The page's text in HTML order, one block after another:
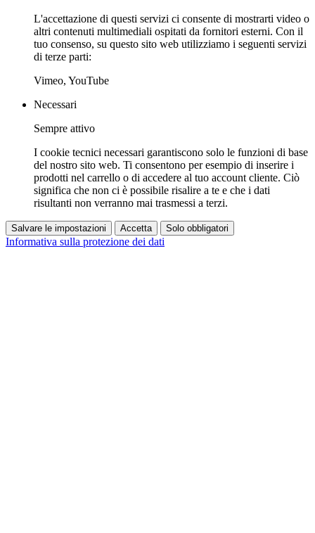
L'accettazione di questi servizi ci consente di mostrarti video o
altri contenuti multimediali ospitati da fornitori esterni. Con il
tuo consenso, su questo sito web utilizziamo i seguenti servizi
di terze parti:
Vimeo, YouTube
Necessari
Sempre attivo
I cookie tecnici necessari garantiscono solo le funzioni di base
del nostro sito web. Ti consentono per esempio di inserire i
prodotti nel carrello o di accedere al tuo account cliente. Ciò
significa che non ci è possibile risalire a te e che i dati
risultanti non verranno mai trasmessi a terzi.
Salvare le impostazioni Accetta Solo obbligatori
Informativa sulla protezione dei dati